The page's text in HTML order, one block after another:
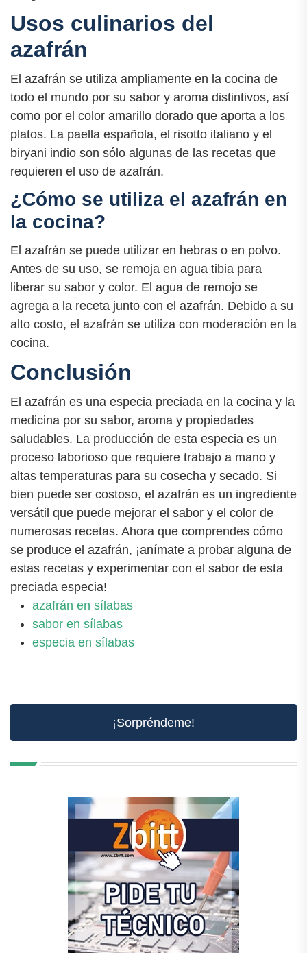
Usos culinarios del
azafrán
El azafrán se utiliza ampliamente en la cocina de
todo el mundo por su sabor y aroma distintivos, así
como por el color amarillo dorado que aporta a los
platos. La paella española, el risotto italiano y el
biryani indio son sólo algunas de las recetas que
requieren el uso de azafrán.
¿Cómo se utiliza el azafrán en
la cocina?
El azafrán se puede utilizar en hebras o en polvo.
Antes de su uso, se remoja en agua tibia para
liberar su sabor y color. El agua de remojo se
agrega a la receta junto con el azafrán. Debido a su
alto costo, el azafrán se utiliza con moderación en la
cocina.
Conclusión
El azafrán es una especia preciada en la cocina y la
medicina por su sabor, aroma y propiedades
saludables. La producción de esta especia es un
proceso laborioso que requiere trabajo a mano y
altas temperaturas para su cosecha y secado. Si
bien puede ser costoso, el azafrán es un ingrediente
versátil que puede mejorar el sabor y el color de
numerosas recetas. Ahora que comprendes cómo
se produce el azafrán, ¡anímate a probar alguna de
estas recetas y experimentar con el sabor de esta
preciada especia!
azafrán en sílabas
sabor en sílabas
especia en sílabas
¡Sorpréndeme!